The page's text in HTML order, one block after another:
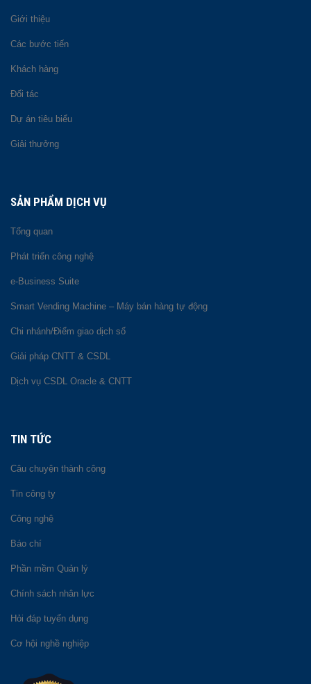
Giới thiệu
Các bước tiến
Khách hàng
Đối tác
Dự án tiêu biểu
Giải thưởng
SẢN PHẨM DỊCH VỤ
Tổng quan
Phát triển công nghệ
e-Business Suite
Smart Vending Machine – Máy bán hàng tự động
Chi nhánh/Điểm giao dịch số
Giải pháp CNTT & CSDL
Dịch vụ CSDL Oracle & CNTT
TIN TỨC
Câu chuyện thành công
Tin công ty
Công nghệ
Báo chí
Phần mềm Quản lý
Chính sách nhân lực
Hỏi đáp tuyển dụng
Cơ hội nghề nghiệp